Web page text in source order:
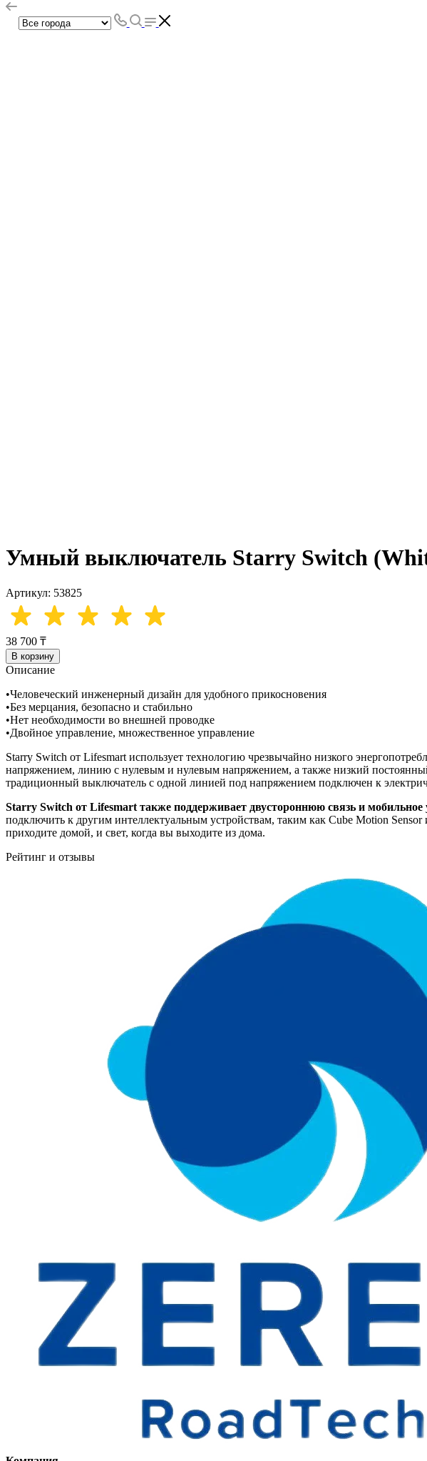
Умный выключатель Starry Switch
Артикул: 53825
38 700 ₸
В корзину
Описание
•Человеческий инженерный дизайн для удобного прикосновения
•Без мерцания, безопасно и стабильно
•Нет необходимости во внешней проводке
•Двойное управление, множественное управление
Starry Switch от Lifesmart использует технологию чрезвычайно низкого
напряжением, линию с нулевым и нулевым напряжением, а также низкий постоянный
традиционный выключатель с одной линией под напряжением подключен к
Starry Switch от Lifesmart также поддерживает двустороннюю связь и мобильное
подключить к другим интеллектуальным устройствам, таким как Cube Motion
приходите домой, и свет, когда вы выходите из дома.
Рейтинг и отзывы